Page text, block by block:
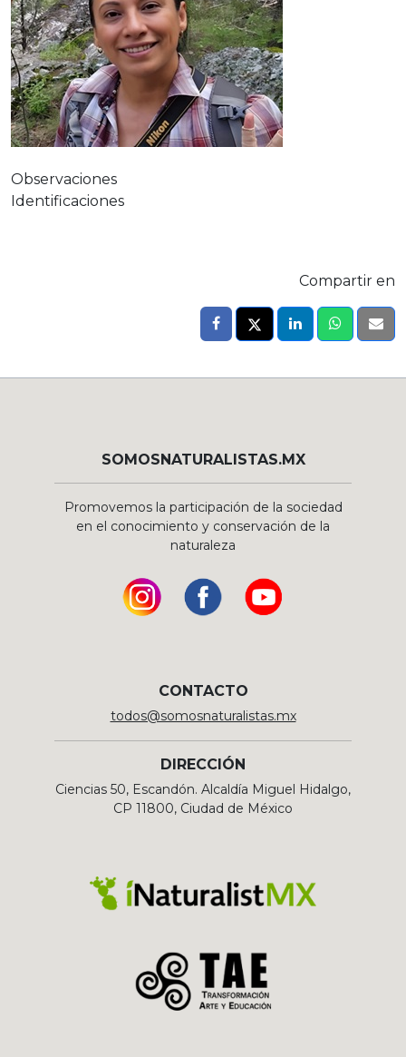
Observaciones
Identificaciones
Compartir en
SOMOSNATURALISTAS.MX
Promovemos la participación de la sociedad
en el conocimiento y conservación de la
naturaleza
CONTACTO
todos@somosnaturalistas.mx
DIRECCIÓN
Ciencias 50, Escandón. Alcaldía Miguel Hidalgo,
CP 11800, Ciudad de México